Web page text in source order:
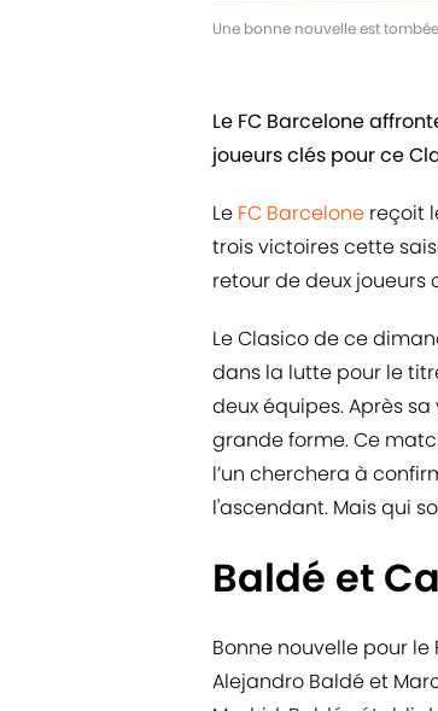
Une bonne nouvelle est
Le FC Barcelone
joueurs clés pour ce
Le FC Barcelone reçoit
trois victoires cette
retour de deux
Le Clasico de ce
dans la lutte pour le
deux équipes. Après
grande forme. Ce
l’un cherchera à
l'ascendant. Mais qui
Baldé et
Bonne nouvelle pour
Alejandro Baldé et